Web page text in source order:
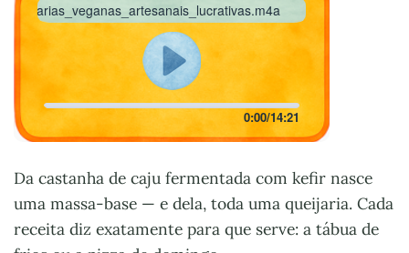
0:00/14:21
Da castanha de caju fermentada com kefir nasce
uma massa-base — e dela, toda uma queijaria. Cada
receita diz exatamente para que serve: a tábua de